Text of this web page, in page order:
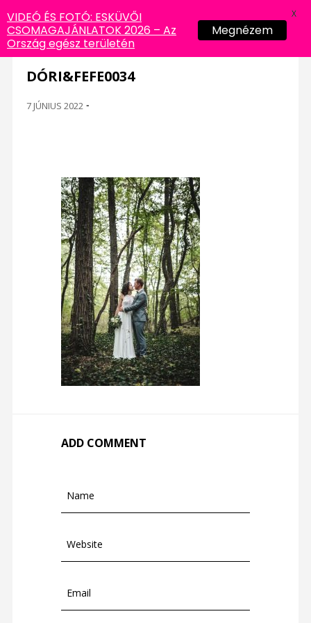
DÓRI&FEFE0034
7 JÚNIUS 2022 -
ADD COMMENT
VIDEÓ ÉS FOTÓ: ESKÜVŐI
CSOMAGAJÁNLATOK 2026 – Az
Ország egész területén
Megnézem
X